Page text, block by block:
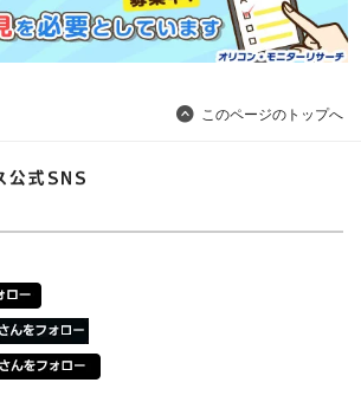
このページのトップへ